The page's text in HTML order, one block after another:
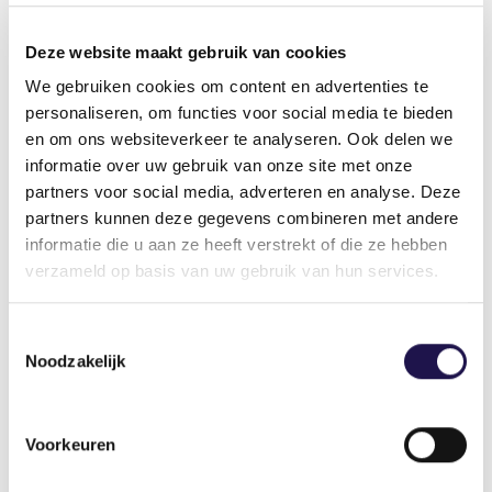
Deze website maakt gebruik van cookies
We gebruiken cookies om content en advertenties te
personaliseren, om functies voor social media te bieden
en om ons websiteverkeer te analyseren. Ook delen we
informatie over uw gebruik van onze site met onze
partners voor social media, adverteren en analyse. Deze
partners kunnen deze gegevens combineren met andere
informatie die u aan ze heeft verstrekt of die ze hebben
verzameld op basis van uw gebruik van hun services.
Noodzakelijk
Voorkeuren
opleidingen opengesteld om hen op een andere
Wij helpen de helden van vandaag: de mensen
die de industrie en supermarkten laten draaien
en Nederland op de been houden. Normaal voelt
dat als een vanzelfsprekendheid. Maar juist in
deze tijd word je erop gewezen dat het bijzonder
is. Dat je ertoe doet als sector.”
Deel dit artikel